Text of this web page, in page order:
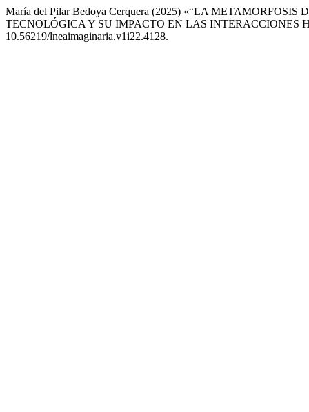
María del Pilar Bedoya Cerquera (2025) «“LA
TECNOLÓGICA Y SU IMPACTO EN LAS INTERACCIONES
10.56219/lneaimaginaria.v1i22.4128.